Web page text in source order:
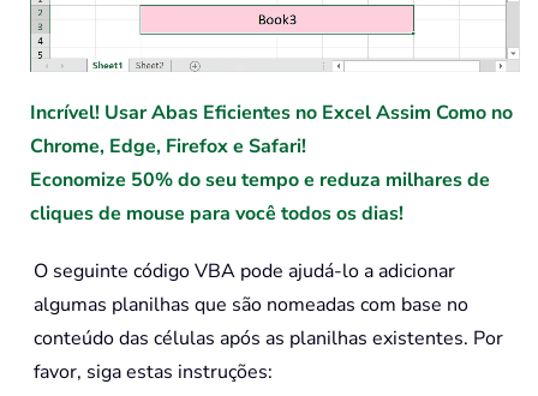
Incrível! Usar Abas Eficientes no Excel Assim Como no
Chrome, Edge, Firefox e Safari!
Economize 50% do seu tempo e reduza milhares de
cliques de mouse para você todos os dias!
O seguinte código VBA pode ajudá-lo a adicionar
algumas planilhas que são nomeadas com base no
conteúdo das células após as planilhas existentes. Por
favor, siga estas instruções: